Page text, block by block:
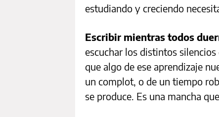
estudiando y creciendo
Escribir mientras todos
escuchar los distintos
que algo de ese aprendizaje
un complot, o de un tiempo
se produce. Es una mancha